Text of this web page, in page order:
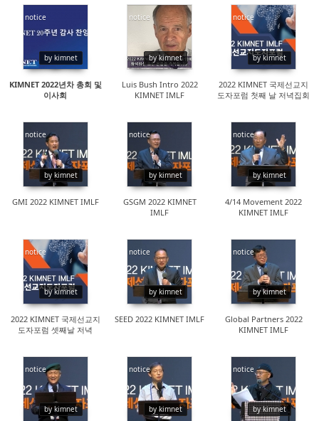
notice
by kimnet
14320
KIMNET 2022년차 총회 및
이사회
notice
by kimnet
16479
Luis Bush Intro 2022
KIMNET IMLF
notice
by kimnet
14265
2022 KIMNET 국제선교지
도자포럼 첫째 날 저녁집회
notice
by kimnet
16434
GMI 2022 KIMNET IMLF
notice
by kimnet
15843
GSGM 2022 KIMNET
IMLF
notice
by kimnet
18290
4/14 Movement 2022
KIMNET IMLF
notice
by kimnet
14598
2022 KIMNET 국제선교지
도자포럼 셋째날 저녁
notice
by kimnet
15294
SEED 2022 KIMNET IMLF
notice
by kimnet
15894
Global Partners 2022
KIMNET IMLF
notice
by kimnet
16329
notice
by kimnet
16209
notice
by kimnet
17055